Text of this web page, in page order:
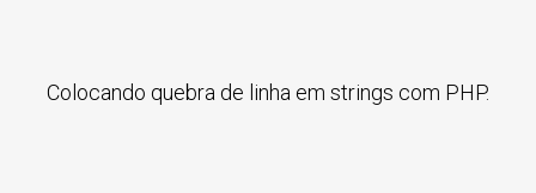
Colocando quebra de linha em strings com PHP.